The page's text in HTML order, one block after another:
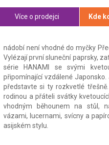
Více o prodejci Kde
nádobí není vhodné do myčky
Vylézají první sluneční paprsky,
série HANAMI se svými
připomínající vzdálené Japonsko.
představte si ty rozkvetlé
rodinou a přáteli svátky
vhodným běhounem na stůl,
vázami, lucernami, svícny a
asijském stylu.